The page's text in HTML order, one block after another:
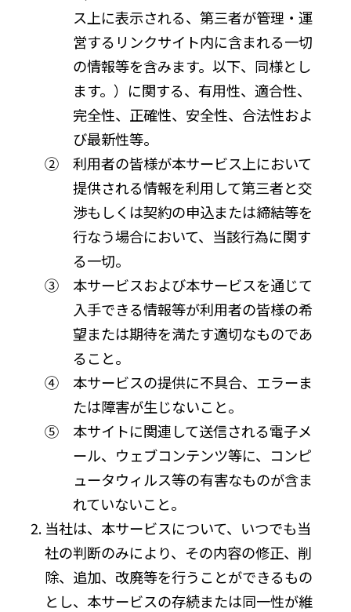
ス上に表示される、第三者が管理・運
営するリンクサイト内に含まれる一切
の情報等を含みます。以下、同様とし
ます。）に関する、有用性、適合性、
完全性、正確性、安全性、合法性およ
び最新性等。
② 利用者の皆様が本サービス上において
提供される情報を利用して第三者と交
渉もしくは契約の申込または締結等を
行なう場合において、当該行為に関す
る一切。
③ 本サービスおよび本サービスを通じて
入手できる情報等が利用者の皆様の希
望または期待を満たす適切なものであ
ること。
④ 本サービスの提供に不具合、エラーま
たは障害が生じないこと。
⑤ 本サイトに関連して送信される電子メ
ール、ウェブコンテンツ等に、コンピ
ュータウィルス等の有害なものが含ま
れていないこと。
当社は、本サービスについて、いつでも当
社の判断のみにより、その内容の修正、削
除、追加、改廃等を行うことができるもの
とし、本サービスの存続または同一性が維